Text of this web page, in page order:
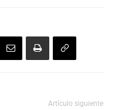
Artículo siguiente